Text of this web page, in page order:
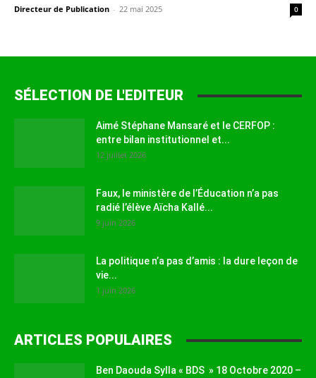
Directeur de Publication - 22 mai 2025 0
SÉLECTION DE L'EDITEUR
Aimé Stéphane Mansaré et le CERFOP :
entre bilan institutionnel et...
12 juillet 2026
Faux, le ministère de l’Éducation n’a pas
radié l’élève Aïcha Kallé...
9 juin 2026
La politique n’a pas d’amis : la dure leçon de
vie...
1 juin 2026
ARTICLES POPULAIRES
Ben Daouda Sylla « BDS » 18 Octobre 2020 –